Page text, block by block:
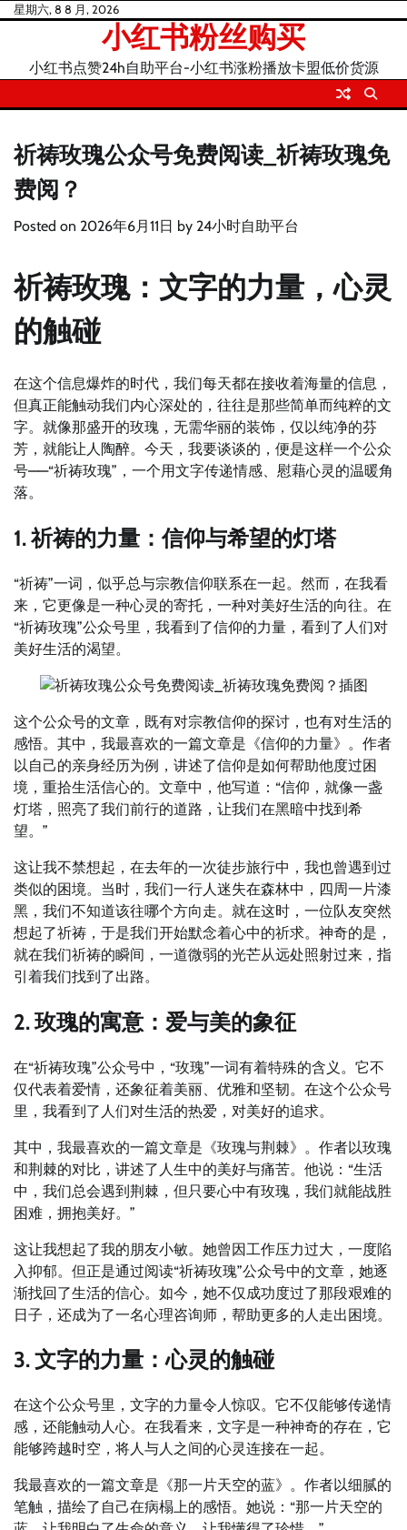
Skip星期六, 8 8 月, 2026
小红书粉丝购买
小红书点赞24h自助平台-小红书涨粉播放卡盟低价货源
祈祷玫瑰公众号免费阅读_祈祷玫瑰免
费阅？
Posted on 2026年6月11日 by 24小时自助平台
祈祷玫瑰：文字的力量，心灵
的触碰
在这个信息爆炸的时代，我们每天都在接收着海量的信息，
但真正能触动我们内心深处的，往往是那些简单而纯粹的文
字。就像那盛开的玫瑰，无需华丽的装饰，仅以纯净的芬
芳，就能让人陶醉。今天，我要谈谈的，便是这样一个公众
号——“祈祷玫瑰”，一个用文字传递情感、慰藉心灵的温暖角
落。
1. 祈祷的力量：信仰与希望的灯塔
“祈祷”一词，似乎总与宗教信仰联系在一起。然而，在我看
来，它更像是一种心灵的寄托，一种对美好生活的向往。在
“祈祷玫瑰”公众号里，我看到了信仰的力量，看到了人们对
美好生活的渴望。
这个公众号的文章，既有对宗教信仰的探讨，也有对生活的
感悟。其中，我最喜欢的一篇文章是《信仰的力量》。作者
以自己的亲身经历为例，讲述了信仰是如何帮助他度过困
境，重拾生活信心的。文章中，他写道：“信仰，就像一盏
灯塔，照亮了我们前行的道路，让我们在黑暗中找到希
望。”
这让我不禁想起，在去年的一次徒步旅行中，我也曾遇到过
类似的困境。当时，我们一行人迷失在森林中，四周一片漆
黑，我们不知道该往哪个方向走。就在这时，一位队友突然
想起了祈祷，于是我们开始默念着心中的祈求。神奇的是，
就在我们祈祷的瞬间，一道微弱的光芒从远处照射过来，指
引着我们找到了出路。
2. 玫瑰的寓意：爱与美的象征
在“祈祷玫瑰”公众号中，“玫瑰”一词有着特殊的含义。它不
仅代表着爱情，还象征着美丽、优雅和坚韧。在这个公众号
里，我看到了人们对生活的热爱，对美好的追求。
其中，我最喜欢的一篇文章是《玫瑰与荆棘》。作者以玫瑰
和荆棘的对比，讲述了人生中的美好与痛苦。他说：“生活
中，我们总会遇到荆棘，但只要心中有玫瑰，我们就能战胜
困难，拥抱美好。”
这让我想起了我的朋友小敏。她曾因工作压力过大，一度陷
入抑郁。但正是通过阅读“祈祷玫瑰”公众号中的文章，她逐
渐找回了生活的信心。如今，她不仅成功度过了那段艰难的
日子，还成为了一名心理咨询师，帮助更多的人走出困境。
3. 文字的力量：心灵的触碰
在这个公众号里，文字的力量令人惊叹。它不仅能够传递情
感，还能触动人心。在我看来，文字是一种神奇的存在，它
能够跨越时空，将人与人之间的心灵连接在一起。
我最喜欢的一篇文章是《那一片天空的蓝》。作者以细腻的
笔触，描绘了自己在病榻上的感悟。她说：“那一片天空的